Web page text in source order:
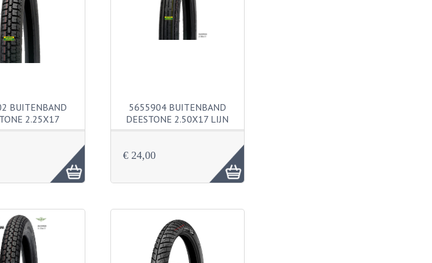
BUITENBAND
2.25X17
5655904 BUITENBAND
DEESTONE 2.50X17 LIJN
€ 24,00